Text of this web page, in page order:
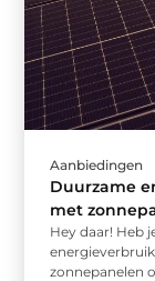
Aanbiedingen
Duurzame
met
Hey daar! Heb
zonnepanelen